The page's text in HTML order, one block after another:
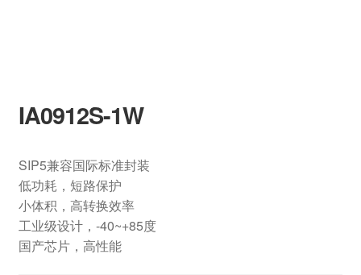
IA0912S-1W
SIP5兼容国际标准封装
低功耗，短路保护
小体积，高转换效率
工业级设计，-40~+85度
国产芯片，高性能